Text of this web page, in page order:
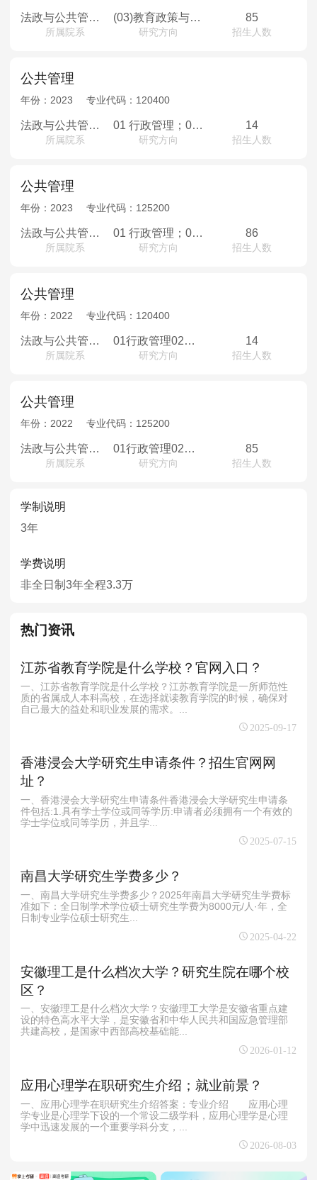
法政与公共管理学院
所属院系
(03)教育政策与管理
研究方向
85
招生人数
公共管理
年份： 2023 专业代码： 120400
法政与公共管理学院
所属院系
01 行政管理；02 社会保障；03 教育经济与管理
研究方向
14
招生人数
公共管理
年份： 2023 专业代码： 125200
法政与公共管理学院
所属院系
01 行政管理；02 社会保障；03 教育经济与管理
研究方向
86
招生人数
公共管理
年份： 2022 专业代码： 120400
法政与公共管理学院
所属院系
01行政管理02社会保障03教育经济与管理
研究方向
14
招生人数
公共管理
年份： 2022 专业代码： 125200
法政与公共管理学院
所属院系
01行政管理02社会保障03教育经济与管理
研究方向
85
招生人数
学制说明
3年
学费说明
非全日制3年全程3.3万
热门资讯
江苏省教育学院是什么学校？官网入口？
一、江苏省教育学院是什么学校？江苏教育学院是一所师范性
质的省属成人本科高校，在选择就读教育学院的时候，确保对
自己最大的益处和职业发展的需求。...
2025-09-17
香港浸会大学研究生申请条件？招生官网网
址？
一、香港浸会大学研究生申请条件香港浸会大学研究生申请条
件包括:1.具有学士学位或同等学历:申请者必须拥有一个有效的
学士学位或同等学历，并且学...
2025-07-15
南昌大学研究生学费多少？
一、南昌大学研究生学费多少？2025年南昌大学研究生学费标
准如下：全日制学术学位硕士研究生学费为8000元/人·年，全
日制专业学位硕士研究生...
2025-04-22
安徽理工是什么档次大学？研究生院在哪个校
区？
一、安徽理工是什么档次大学？安徽理工大学是安徽省重点建
设的特色高水平大学，是安徽省和中华人民共和国应急管理部
共建高校，是国家中西部高校基础能...
2026-01-12
应用心理学在职研究生介绍；就业前景？
一、应用心理学在职研究生介绍答案：专业介绍 应用心理
学专业是心理学下设的一个常设二级学科，应用心理学是心理
学中迅速发展的一个重要学科分支，...
2026-08-03